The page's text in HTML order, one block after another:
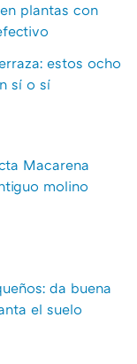
plantas con
estos ocho
sí o sí
Macarena
molino
da buena
el suelo